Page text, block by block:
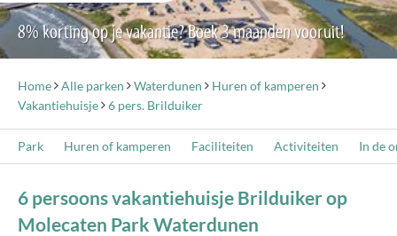
8% korting op je vakantie? Boek 3 maanden vooruit!
Home Alle parken Waterdunen
Huren of kamperen
Vakantiehuisje
6 pers. Brilduiker
Park Huren of kamperen Faciliteiten Activiteiten In de
6 persoons vakantiehuisje Brilduiker op
Molecaten Park Waterdunen